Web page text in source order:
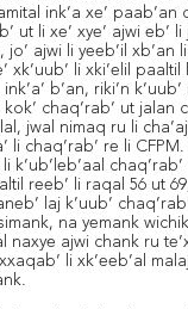
ink’a xe’ paab’an
ut li xe’ xye’ ajwi eb’
ajwi li yeeb’il xb’an li
xk’uub’ li xki’elil paaltil
b’an, riki’n k’uub’
kok’ chaq’rab’ ut jalan
jwal nimaq ru li
li chaq’rab’ re li
chaq’rab’
reeb’ li raqal 56 ut
laj k’uub’
na yemank
naxye ajwi chank ru
li xk’eeb’al